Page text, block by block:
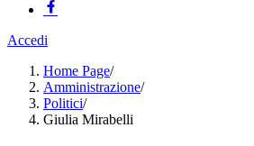
Accedi
Home Page/
Amministrazione/
Politici/
Giulia Mirabelli